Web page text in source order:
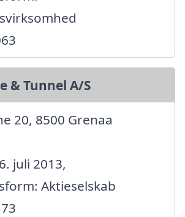
& Tunnel A/S
20, 8500 Grenaa
juli 2013,
Aktieselskab